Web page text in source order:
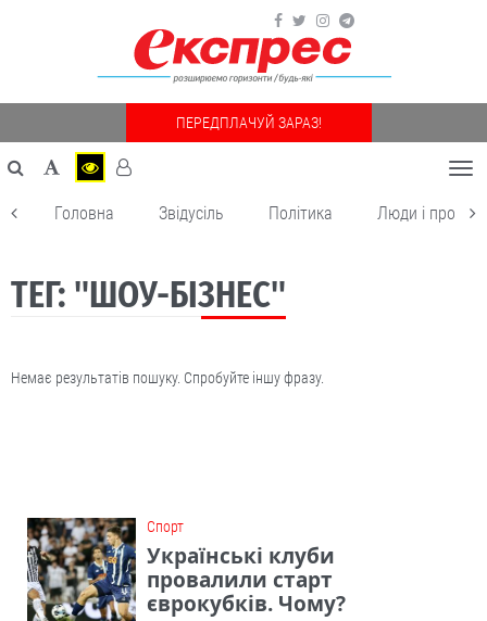
ПЕРЕДПЛАЧУЙ ЗАРАЗ!
Головна Звідусіль Політика Люди і
ТЕГ: "ШОУ-БІЗНЕС"
Немає результатів пошуку. Спробуйте іншу фразу.
Cпорт
Українські клуби
провалили старт
єврокубків. Чому?